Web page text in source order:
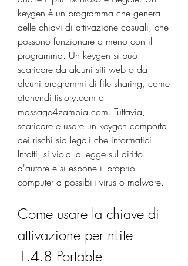
keygen è un programma che genera
delle chiavi di attivazione casuali, che
possono funzionare o meno con il
programma. Un keygen si può
scaricare da alcuni siti web o da
alcuni programmi di file sharing, come
atonendi.tistory.com o
massage4zambia.com. Tuttavia,
scaricare e usare un keygen comporta
dei rischi sia legali che informatici.
Infatti, si viola la legge sul diritto
d'autore e si espone il proprio
computer a possibili virus o malware.
Come usare la chiave di
attivazione per nLite
1.4.8 Portable